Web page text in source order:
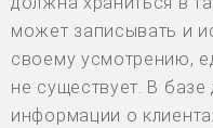
может записывать и
своему усмотрению,
не существует. В
информации о